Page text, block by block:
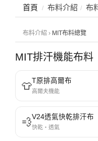
首頁 布料介紹 布
布料介紹 › MIT布料總覽
MIT排汗機能布料
👕T原排高爾布
高爾夫機能
💨V24透氣快乾排汗布
快乾・透氣